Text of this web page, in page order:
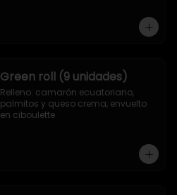
Green roll (9 unidades)
Relleno: camarón ecuatoriano,
palmitos y queso crema, envuelto
en ciboulette.